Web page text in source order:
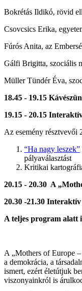
Bokrétás Ildikó, rövid
Csovcsics Erika,
Fúrós Anita, az
Gálfi Brigitta, szociális
Müller Tündér Éva,
18.45 - 19.15
19.15 - 20.15
Az esemény résztvevői
“Ha nagy leszek”
pályaválasztást
Kritikai
20.15 - 20.30 A
20.30 -21.30 Interaktív
A teljes program alatt
A „Mothers of Europe
a demokrácia, a
ismert, ezért életútjuk
viszonyainkról is